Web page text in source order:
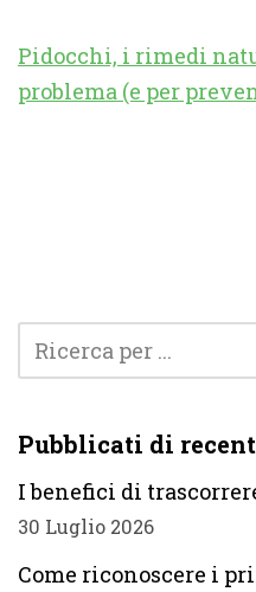
Pidocchi, i rimedi
problema (e per
Pubblicati di
I benefici di
30 Luglio 2026
Come riconoscere i